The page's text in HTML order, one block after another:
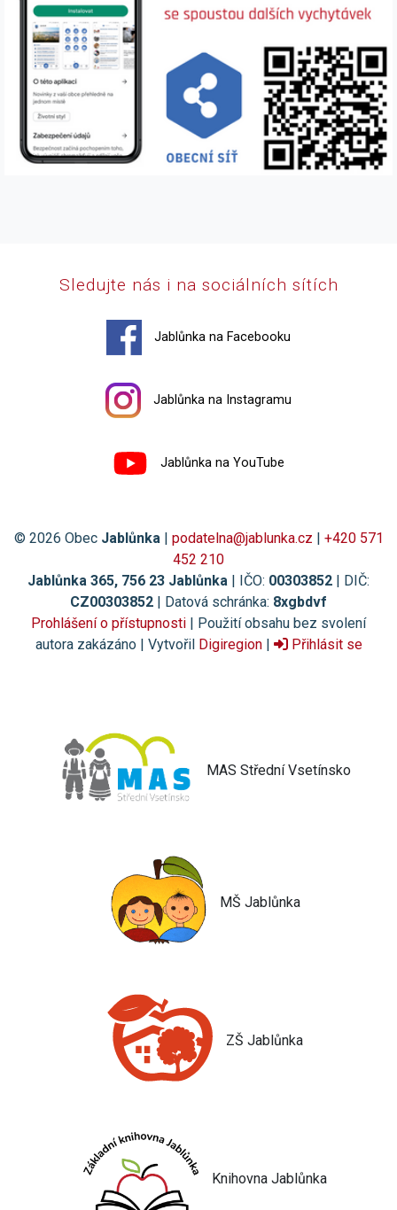
Sledujte nás i na sociálních sítích
Jablůnka na Facebooku
Jablůnka na Instagramu
Jablůnka na YouTube
© 2026 Obec Jablůnka | podatelna@jablunka.cz | +420 571
452 210
Jablůnka 365, 756 23 Jablůnka | IČO: 00303852 | DIČ:
CZ00303852 | Datová schránka: 8xgbdvf
Prohlášení o přístupnosti | Použití obsahu bez svolení
autora zakázáno | Vytvořil Digiregion| Přihlásit se
MAS Střední Vsetínsko
MŠ Jablůnka
ZŠ Jablůnka
Knihovna Jablůnka